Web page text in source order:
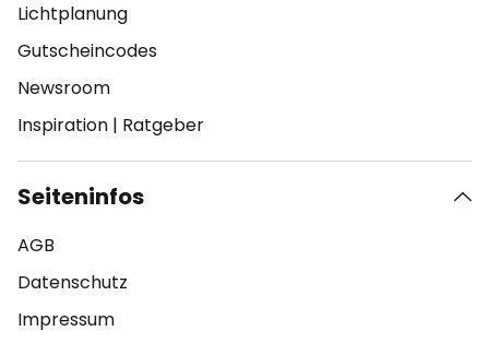
Lichtplanung
Gutscheincodes
Newsroom
Inspiration | Ratgeber
Seiteninfos
AGB
Datenschutz
Impressum